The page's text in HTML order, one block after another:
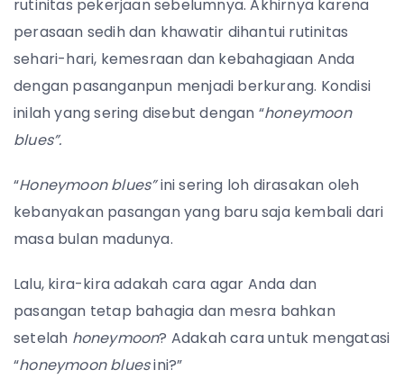
rutinitas pekerjaan sebelumnya. Akhirnya karena
perasaan sedih dan khawatir dihantui rutinitas
sehari-hari, kemesraan dan kebahagiaan Anda
dengan pasanganpun menjadi berkurang. Kondisi
inilah yang sering disebut dengan “honeymoon
blues”.
“Honeymoon blues”ini sering loh dirasakan oleh
kebanyakan pasangan yang baru saja kembali dari
masa bulan madunya.
Lalu, kira-kira adakah cara agar Anda dan
pasangan tetap bahagia dan mesra bahkan
setelah honeymoon? Adakah cara untuk mengatasi
“honeymoon bluesini?”